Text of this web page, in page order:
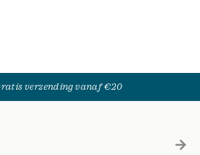
verzending vanaf €20